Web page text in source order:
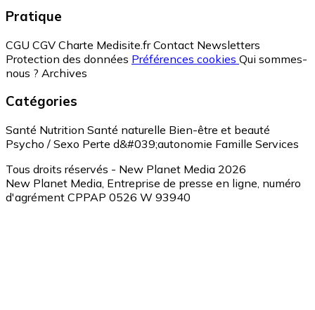
Pratique
CGU CGV Charte Medisite.fr Contact Newsletters
Protection des données Préférences cookies Qui sommes-
nous ? Archives
Catégories
Santé Nutrition Santé naturelle Bien-être et beauté
Psycho / Sexo Perte d&#039;autonomie Famille Services
Tous droits réservés - New Planet Media 2026
New Planet Media, Entreprise de presse en ligne, numéro
d'agrément CPPAP 0526 W 93940